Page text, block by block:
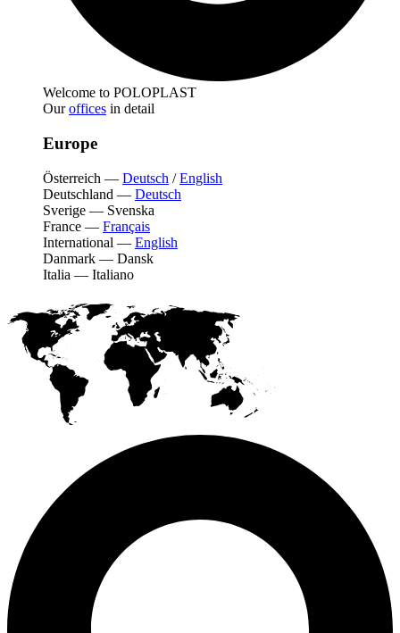
Welcome to POLOPLAST
Ouroffices in detail
Europe
Österreich — Deutsch /English
Deutschland — Deutsch
Sverige — Svenska
France — Français
International — English
Danmark — Dansk
Italia — Italiano